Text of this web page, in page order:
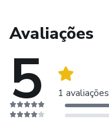
Avaliações
5 1 avaliações